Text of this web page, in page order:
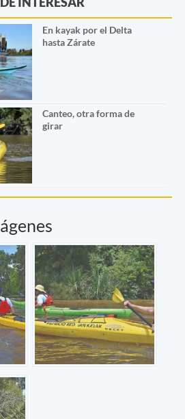
En kayak por el Delta
hasta Zárate
Canteo, otra forma de
girar